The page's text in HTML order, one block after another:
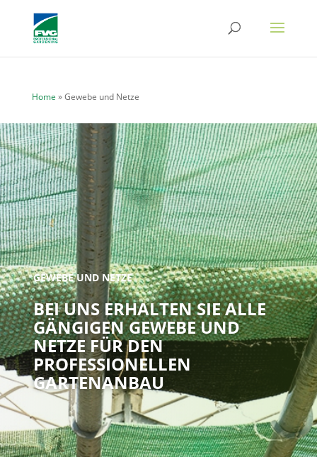
Home »Gewebe und Netze
GEWEBE UND NETZE
BEI UNS ERHALTEN SIE ALLE
GÄNGIGEN GEWEBE UND
NETZE FÜR DEN
PROFESSIONELLEN
GARTENANBAU